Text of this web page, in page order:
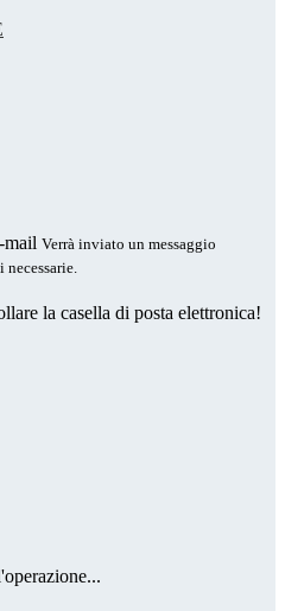
mail Verrà inviato un messaggio
la casella di posta elettronica!